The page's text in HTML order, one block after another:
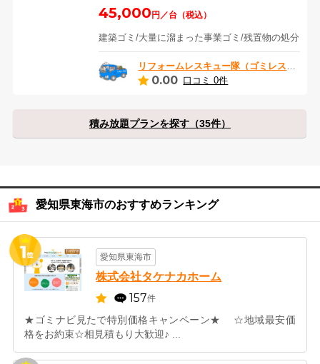
45,000 円／台（税込）
建築ゴミ/大量に溜まった事業ゴミ/残置物の処分
リフォームレスキュー隊（ゴミレスキュー）
0.00 口コミ 0件
積み放題プランを探す（35件）
愛知県東海市のおすすめランキング
愛知県東海市
株式会社タケナカホーム
157件
★ゴミナビ見たで特別価格キャンペーン★ ☆地域最安価
格をお約束☆相見積もり大歓迎♪ ...